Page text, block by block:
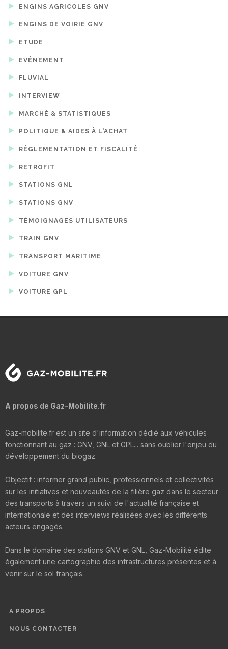
ENGINS AGRICOLES GNV
ENGINS DE VOIRIE GNV
ETUDE
EVÉNEMENT
FLUVIAL
INTERVIEW
MARCHÉ & STATISTIQUES
POLITIQUE & AIDES À L'ACHAT
RÉGLEMENTATION ET FISCALITÉ
RETROFIT
STATIONS GNL
STATIONS GNV
TÉMOIGNAGES UTILISATEURS
TRAIN GNV
TRANSPORT MARITIME
VOITURE GNV
VOITURE GPL
A propos de Gaz-Mobilite.fr
Gaz-mobilite.fr est un site d'information dédié aux véhicules
fonctionnant au gaz : GNV, GNL et GPL... sans oublier l'enjeu du
développement du biogaz.
Objectif : informer grand public, professionnels et collectivités
sur les initiatives et nouveautés de la filière gaz dans le secteur
des transports à travers un suivi de l'actualité française et
internationale et des interviews réalisées avec les différents
acteurs engagés.
Dans le domaine des stations GNV et GNL, Gaz-Mobilité édite
également une cartographie des infrastructures présentes et à
venir sur le sol français.
A PROPOS
NOUS CONTACTER